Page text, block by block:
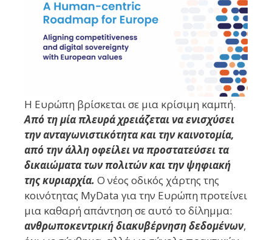
Η Ευρώπη βρίσκεται σε μια κρίσιμη καμπή.
Από τη μία πλευρά χρειάζεται να ενισχύσει
την ανταγωνιστικότητα και την καινοτομία,
από την άλλη οφείλει να προστατεύσει τα
δικαιώματα των πολιτών και την ψηφιακή
της κυριαρχία. Ο νέος οδικός χάρτης της
κοινότητας MyData για την Ευρώπη προτείνει
μια καθαρή απάντηση σε αυτό το δίλημμα:
ανθρωποκεντρική διακυβέρνηση δεδομένων,